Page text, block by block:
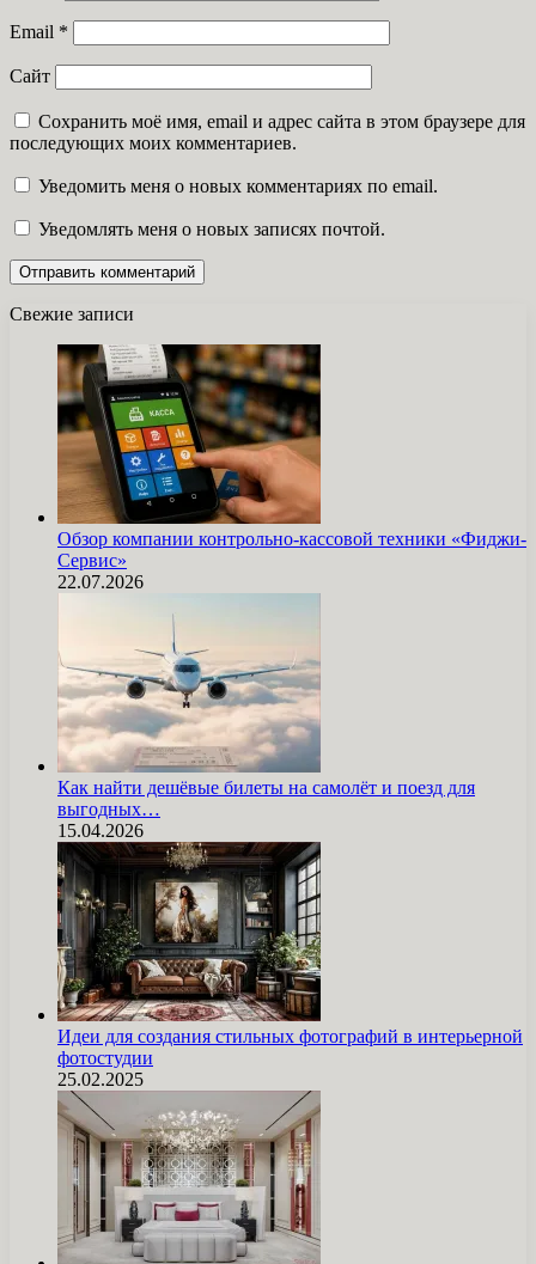
Email *
Сайт
Сохранить моё имя, email и адрес сайта в этом браузере для
последующих моих комментариев.
Уведомить меня о новых комментариях по email.
Уведомлять меня о новых записях почтой.
Свежие записи
Обзор компании контрольно-кассовой техники «Фиджи-
Сервис»
22.07.2026
Как найти дешёвые билеты на самолёт и поезд для
выгодных…
15.04.2026
Идеи для создания стильных фотографий в интерьерной
фотостудии
25.02.2025